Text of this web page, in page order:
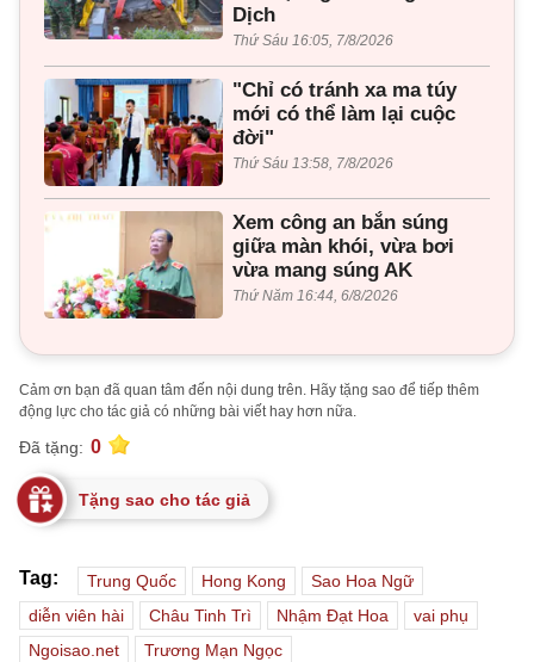
Dịch
Thứ Sáu 16:05, 7/8/2026
"Chỉ có tránh xa ma túy
mới có thể làm lại cuộc
đời"
Thứ Sáu 13:58, 7/8/2026
Xem công an bắn súng
giữa màn khói, vừa bơi
vừa mang súng AK
Thứ Năm 16:44, 6/8/2026
Cảm ơn bạn đã quan tâm đến nội dung trên. Hãy tặng sao để tiếp thêm
động lực cho tác giả có những bài viết hay hơn nữa.
Đã tặng: 0
Tặng sao cho tác giả
Tag: Trung Quốc Hong Kong
Sao Hoa Ngữ
diễn viên hài
Châu Tinh Trì Nhậm Đạt Hoa
vai phụ
Ngoisao.net
Trương Mạn Ngọc